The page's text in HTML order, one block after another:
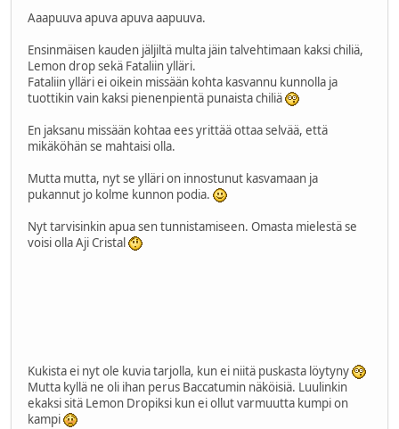
Aaapuuva apuva apuva aapuuva.
Ensinmäisen kauden jäljiltä multa jäin talvehtimaan kaksi chiliä,
Lemon drop sekä Fataliin ylläri.
Fataliin ylläri ei oikein missään kohta kasvannu kunnolla ja
tuottikin vain kaksi pienenpientä punaista chiliä
En jaksanu missään kohtaa ees yrittää ottaa selvää, että
mikäköhän se mahtaisi olla.
Mutta mutta, nyt se ylläri on innostunut kasvamaan ja
pukannut jo kolme kunnon podia.
Nyt tarvisinkin apua sen tunnistamiseen. Omasta mielestä se
voisi olla Aji Cristal
Kukista ei nyt ole kuvia tarjolla, kun ei niitä puskasta löytyny
Mutta kyllä ne oli ihan perus Baccatumin näköisiä. Luulinkin
ekaksi sitä Lemon Dropiksi kun ei ollut varmuutta kumpi on
kampi